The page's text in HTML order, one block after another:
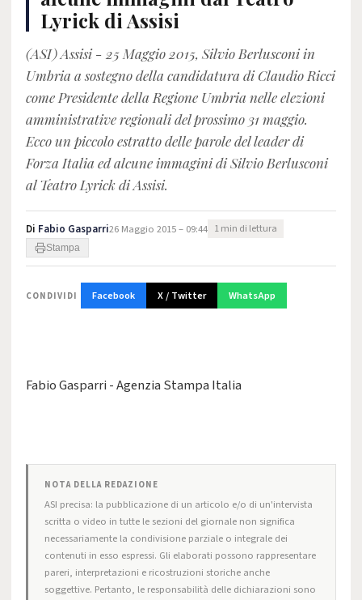
Lyrick di Assisi
(ASI) Assisi - 25 Maggio 2015, Silvio Berlusconi in
Umbria a sostegno della candidatura di Claudio Ricci
come Presidente della Regione Umbria nelle elezioni
amministrative regionali del prossimo 31 maggio.
Ecco un piccolo estratto delle parole del leader di
Forza Italia ed alcune immagini di Silvio Berlusconi
al Teatro Lyrick di Assisi.
Di Fabio Gasparri26 Maggio 2015 – 09:44 1 min di lettura
Stampa
CONDIVIDI Facebook X / Twitter WhatsApp
Fabio Gasparri - Agenzia Stampa Italia
NOTA DELLA REDAZIONE
ASI precisa: la pubblicazione di un articolo e/o di un'intervista
scritta o video in tutte le sezioni del giornale non significa
necessariamente la condivisione parziale o integrale dei
contenuti in esso espressi. Gli elaborati possono rappresentare
pareri, interpretazioni e ricostruzioni storiche anche
soggettive. Pertanto, le responsabilità delle dichiarazioni sono